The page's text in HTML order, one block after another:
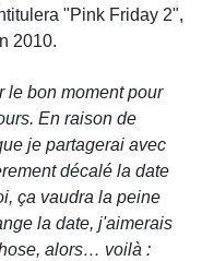
"Pink Friday 2",
2010.
le bon moment pour
En raison de
je partagerai avec
décalé la date
ça vaudra la peine
la date, j'aimerais
alors… voilà :